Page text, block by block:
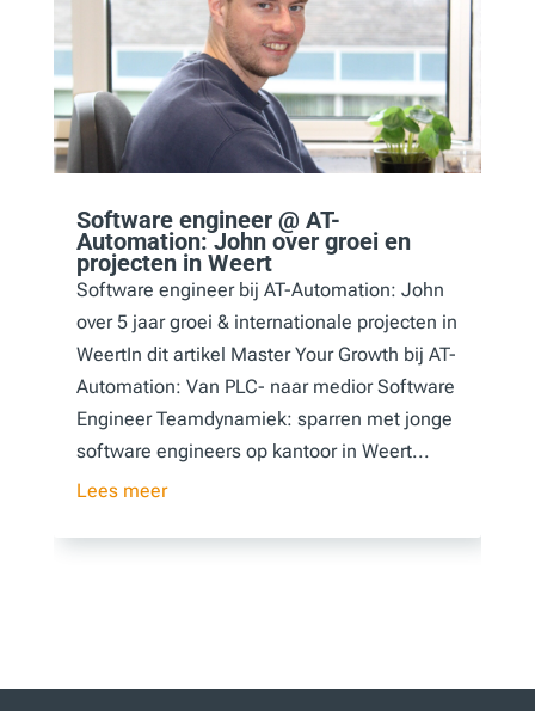
Software engineer @ AT-
Automation: John over groei en
projecten in Weert
Software engineer bij AT-Automation: John
over 5 jaar groei & internationale projecten in
WeertIn dit artikel Master Your Growth bij AT-
Automation: Van PLC- naar medior Software
Engineer Teamdynamiek: sparren met jonge
software engineers op kantoor in Weert...
Lees meer